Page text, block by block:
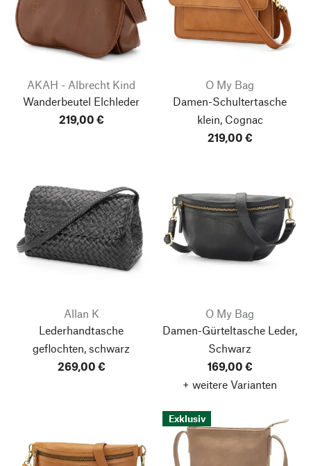
AKAH - Albrecht Kind
Wanderbeutel Elchleder
219,00 €
O My Bag
Damen-Schultertasche
klein, Cognac
219,00 €
Allan K
Lederhandtasche
geflochten, schwarz
269,00 €
O My Bag
Damen-Gürteltasche Leder,
Schwarz
169,00 €
+ weitere Varianten
Exklusiv